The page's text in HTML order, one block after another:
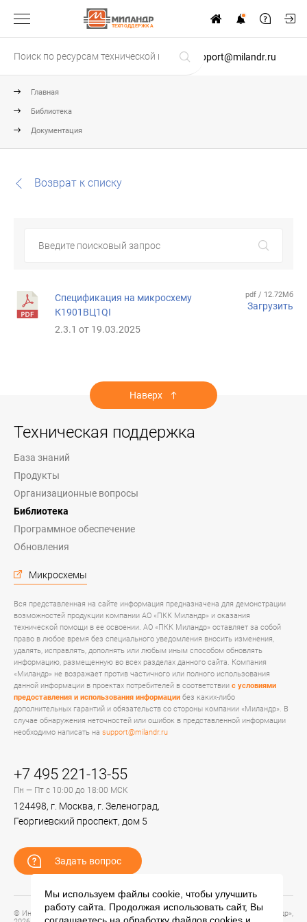
ТЕХПОДДЕРЖКА
support@milandr.ru
Главная
Библиотека
Документация
Возврат к списку
Спецификация на микросхему
К1901ВЦ1QI
2.3.1 от 19.03.2025
pdf / 12.72Мб
Загрузить
Наверх
Техническая поддержка
База знаний
Продукты
Организационные вопросы
Библиотека
Программное обеспечение
Обновления
Микросхемы
Вся представленная на сайте информация предназначена для демонстрации
возможностей продукции компании АО «ПКК Миландр» и оказания
технической помощи в ее освоении. АО «ПКК Миландр» оставляет за собой
право в любое время без специального уведомления вносить изменения,
удалять, исправлять, дополнять или любым иным способом обновлять
информацию, размещенную во всех разделах данного сайта. Компания
«Миландр» не возражает против частичного или полного использования
данной информации в проектах потребителей в соответствии с условиями
предоставления и использования информации без каких-либо
дополнительных гарантий и обязательств со стороны компании «Миландр». В
случае обнаружения неточностей или ошибок в представленной информации
необходимо написать на support@milandr.ru
+7 495 221-13-55
Пн — Пт с 10:00 до 18:00 МСК
124498, г. Москва, г. Зеленоград,
Георгиевский проспект, дом 5
Задать вопрос
© Информационный портал технической поддержки ЦП ИС АО «ПКК Миландр»,
Мы используем файлы cookie, чтобы улучшить
работу сайта. Продолжая использовать сайт, Вы